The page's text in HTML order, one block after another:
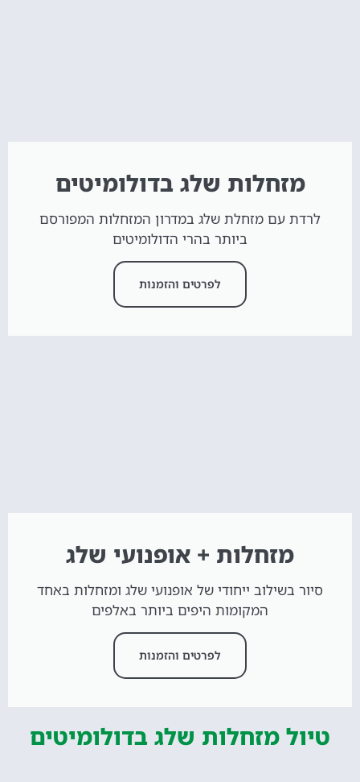
מזחלות שלג בדולומיטים
לרדת עם מזחלת שלג במדרון המזחלות המפורסם
ביותר בהרי הדולומיטים
לפרטים והזמנות
מזחלות + אופנועי שלג
סיור בשילוב ייחודי של אופנועי שלג ומזחלות באחד
המקומות היפים ביותר באלפים
לפרטים והזמנות
טיול מזחלות שלג בדולומיטים